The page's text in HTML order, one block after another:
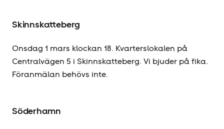
Skinnskatteberg
Onsdag 1 mars klockan 18. Kvarterslokalen på
Centralvägen 5 i Skinnskatteberg. Vi bjuder på fika.
Föranmälan behövs inte.
Söderhamn